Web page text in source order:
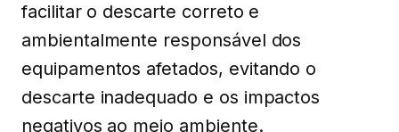
facilitar o descarte correto e
ambientalmente responsável dos
equipamentos afetados, evitando o
descarte inadequado e os impactos
negativos ao meio ambiente.